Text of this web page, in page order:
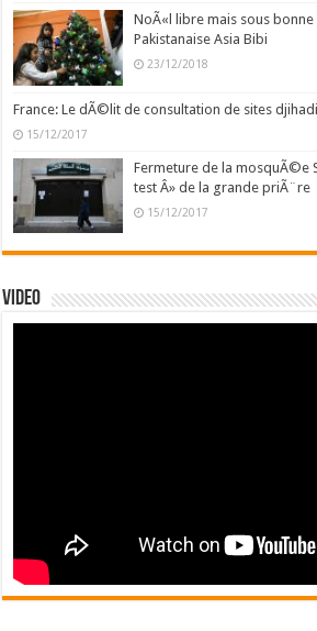
NoÃ«l libre mais sous
Pakistanaise Asia Bibi
23/12/2018
France: Le dÃ©lit de consultation de sites
15/12/2017
Fermeture de la mosquÃ©e
test Â» de la grande priÃ¨re
15/12/2017
Video